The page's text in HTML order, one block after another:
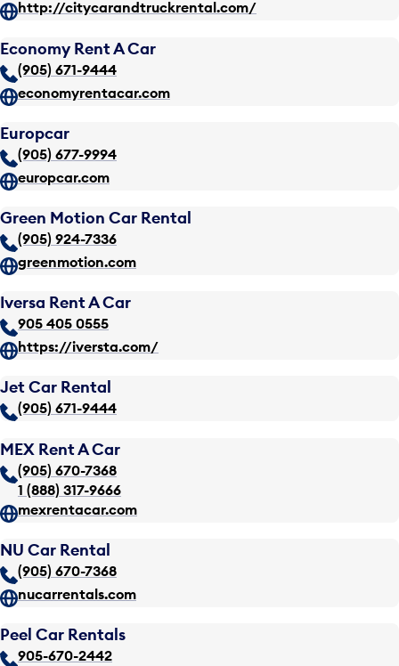
http://citycarandtruckrental.com/
Economy Rent A Car
(905) 671-9444
economyrentacar.com
Europcar
(905) 677-9994
europcar.com
Green Motion Car Rental
(905) 924-7336
greenmotion.com
Iversa Rent A Car
905 405 0555
https://iversta.com/
Jet Car Rental
(905) 671-9444
MEX Rent A Car
(905) 670-7368
1 (888) 317-9666
mexrentacar.com
NU Car Rental
(905) 670-7368
nucarrentals.com
Peel Car Rentals
905-670-2442